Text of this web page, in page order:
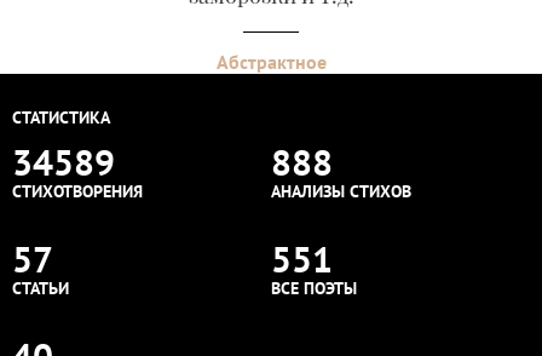
Абстрактное
СТАТИСТИКА
34589
СТИХОТВОРЕНИЯ
888
АНАЛИЗЫ СТИХОВ
57
СТАТЬИ
551
ВСЕ ПОЭТЫ